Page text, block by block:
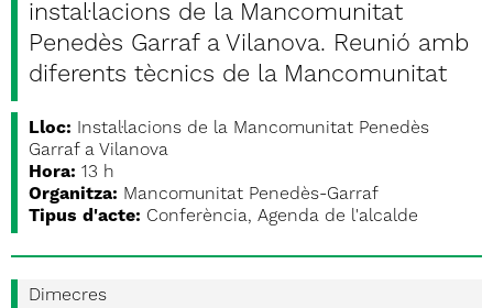
instal·lacions de la Mancomunitat
Penedès Garraf a Vilanova. Reunió amb
diferents tècnics de la Mancomunitat
Lloc:
Instal·lacions de la Mancomunitat Penedès
Garraf a Vilanova
Hora: 13 h
Organitza: Mancomunitat Penedès-Garraf
Tipus d'acte: Conferència, Agenda de l'alcalde
Dimecres